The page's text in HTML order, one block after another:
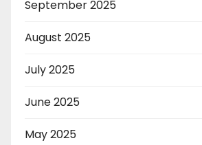
September 2025
August 2025
July 2025
June 2025
May 2025